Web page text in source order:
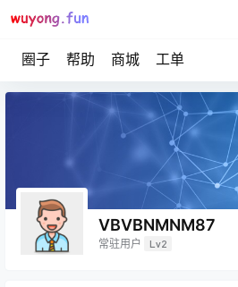
圈子 帮助 商城 工单
VBVBNMNM87
常驻用户 Lv2